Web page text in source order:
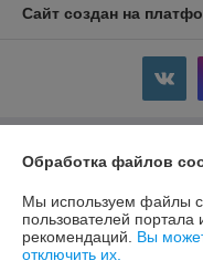
Сайт создан на
Информация для
Юридическое лицо:ООО
213802, Могилевская
Регистрационный номер
Обработка файлов
Мы используем файлы
пользователей
рекомендаций. Вы
отключить их.